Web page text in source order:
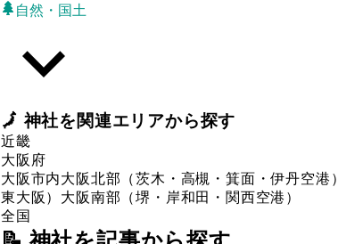
自然・国土
🗾神社を関連エリアから探す
近畿
大阪府
大阪市内大阪北部（茨木・高槻・箕面・伊丹空港）
東大阪） 大阪南部（堺・岸和田・関西空港）
全国